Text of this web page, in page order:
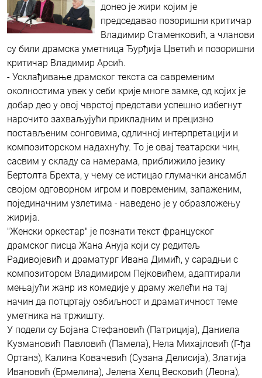
донео је жири којим је
председавао позоришни критичар
Владимир Стаменковић, а чланови
су били драмска уметница Ђурђија Цветић и позоришни
критичар Владимир Арсић.
- Усклађивање драмског текста са савременим
околностима увек у себи крије многе замке, од којих је
добар део у овој чврстој представи успешно избегнут
нарочито захваљујући прикладним и прецизно
постављеним сонговима, одличној интерпретацији и
композиторском надахнућу. То је овај театарски чин,
сасвим у складу са намерама, приближило језику
Бертолта Брехта, у чему се истицао глумачки ансамбл
својом одговорном игром и повременим, запаженим,
појединачним узлетима - наведено је у образложењу
жирија.
"Женски оркестар" je познати текст француског
драмског писца Жана Ануја који су редитељ
Радивојевић и драматург Ивана Димић, у сарадњи с
композитором Владимиром Пејковићем, адаптирали
мењајући жанр из комедије у драму желећи на тај
начин да потцртају озбиљност и драматичност теме
уметника на тржишту.
У подели су Бојана Стефановић (Патриција), Даниела
Кузмановић Павловић (Памела), Нела Михајловић (Г-ђа
Ортанз), Калина Ковачевић (Сузана Делисија), Златија
Ивановић (Ермелина), Јелена Хелц Весковић (Леона),